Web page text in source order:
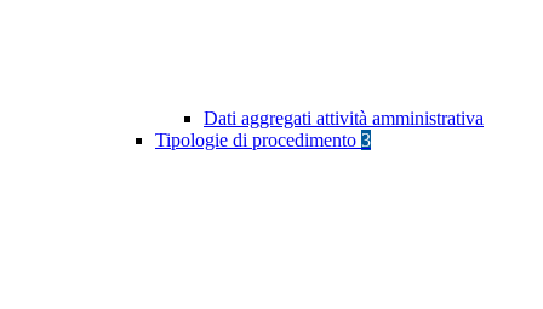
Dati aggregati attività amministrativa
Tipologie di procedimento 3